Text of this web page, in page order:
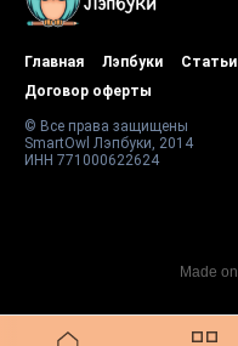
Главная Лэпбуки Статьи
Договор оферты
© Все права защищены
SmartOwl Лэпбуки, 2014
ИНН 771000622624
Made on